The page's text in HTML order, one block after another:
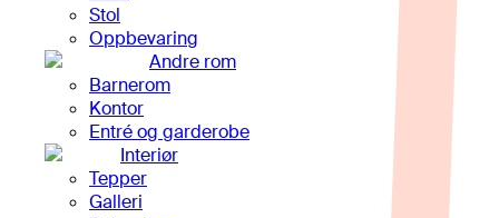
Stol
Oppbevaring
Andre rom
Barnerom
Kontor
Entré og garderobe
Interiør
Tepper
Galleri